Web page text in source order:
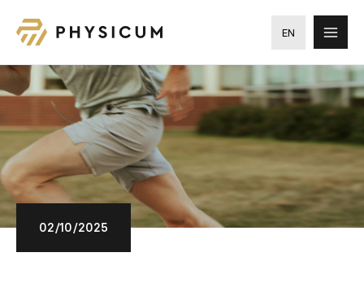
naar
inhoud
EN
02/10/2025